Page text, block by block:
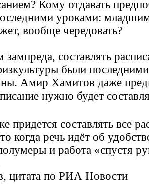
Кому отдавать
уроками:
вообще чередовать?
составлять
были
Амир Хамитов даже
нужно будет
придется составлять все
когда речь идёт об
и работа «спустя
цитата по РИА Новости